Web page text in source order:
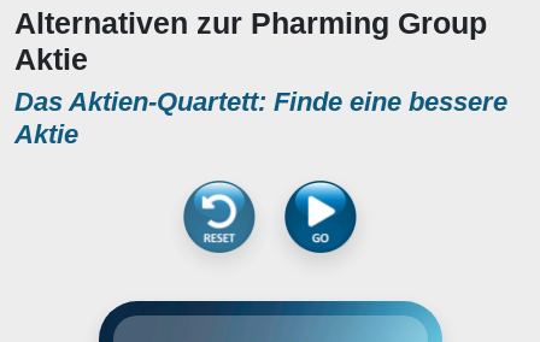
Alternativen zur Pharming Group
Aktie
Das Aktien-Quartett: Finde eine bessere
Aktie